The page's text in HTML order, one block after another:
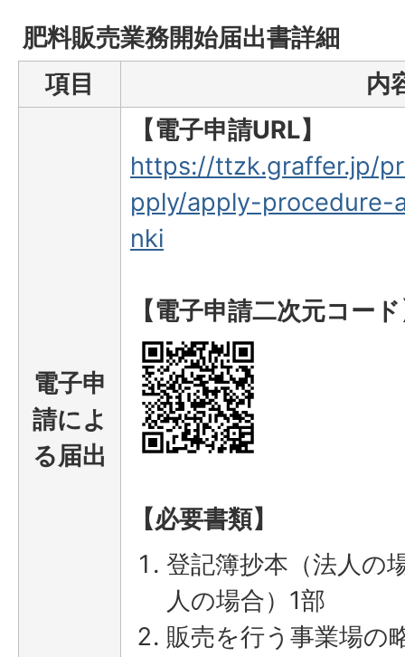
肥料販売業務開始届出書詳細
項目
内
電子申
請によ
る届出
【電子申請URL】
https://ttzk.graffer.jp/
pply/apply-procedure-
nki
【電子申請二次元コー
【必要書類】
登記簿抄本（法人の
人の場合）1部
販売を行う事業場の